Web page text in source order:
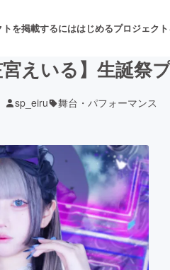
トを掲載するにははじめるプロジェク
舞台・
ス開発 フード・
アニメ・
えいる】生誕祭
sp_eiru 舞台・パフォーマンス